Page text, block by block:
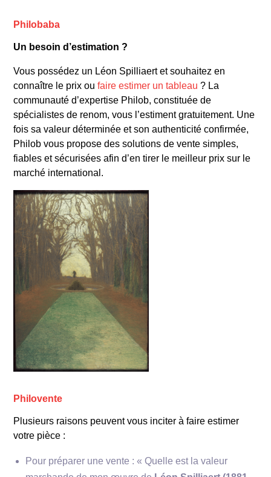
Philobaba
Un besoin d’estimation ?
Vous possédez un Léon Spilliaert et souhaitez en
connaître le prix oufaire estimer un tableau ? La
communauté d’expertise Philob, constituée de
spécialistes de renom, vous l’estiment gratuitement. Une
fois sa valeur déterminée et son authenticité confirmée,
Philob vous propose des solutions de vente simples,
fiables et sécurisées afin d’en tirer le meilleur prix sur le
marché international.
Philovente
Plusieurs raisons peuvent vous inciter à faire estimer
votre pièce :
Pour préparer une vente : « Quelle est la valeur